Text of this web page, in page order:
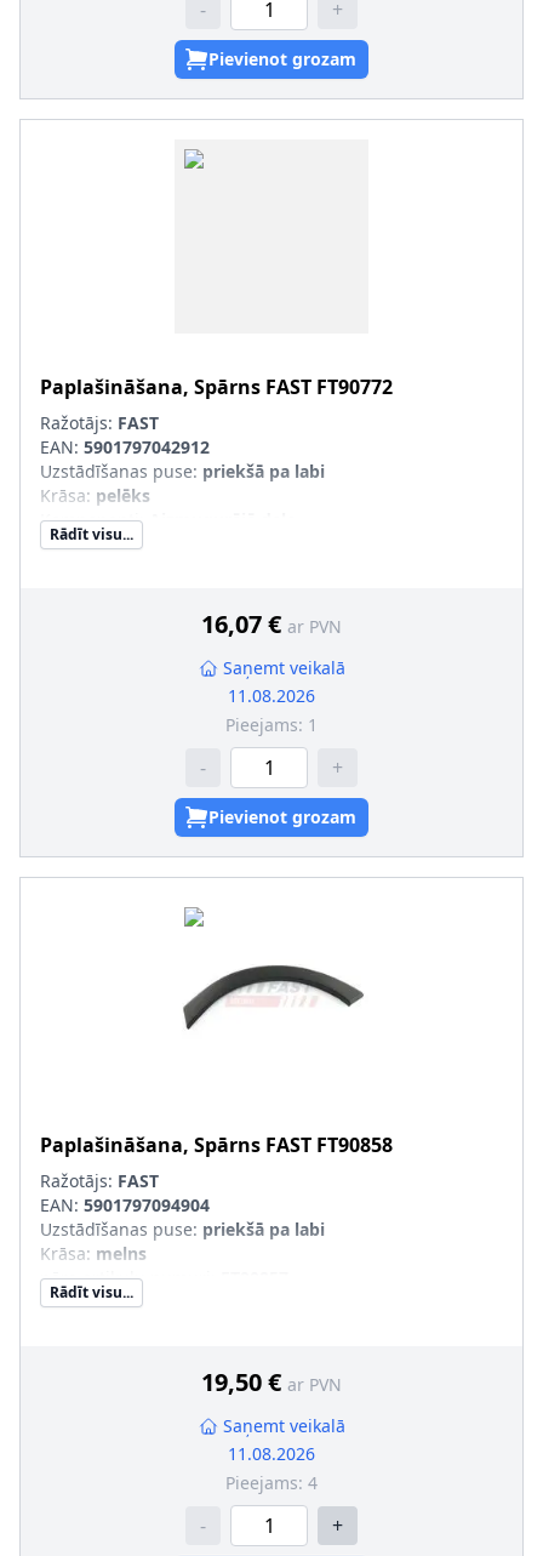
- +
Pievienot grozam
Paplašināšana, Spārns FAST FT90772
Ražotājs: FAST
EAN: 5901797042912
Uzstādīšanas puse: priekšā pa labi
Krāsa: pelēks
Komponenti:
pāra artikulu numuri
Rādīt visu...
16,07 € ar PVN
Saņemt veikalā
11.08.2026
Pieejams: 1
- +
Pievienot grozam
Paplašināšana, Spārns FAST FT90858
Ražotājs: FAST
EAN: 5901797094904
Uzstādīšanas puse: priekšā pa labi
Krāsa: melns
pāra artikulu numuri
Rādīt visu...
19,50 € ar PVN
Saņemt veikalā
11.08.2026
Pieejams: 4
- +